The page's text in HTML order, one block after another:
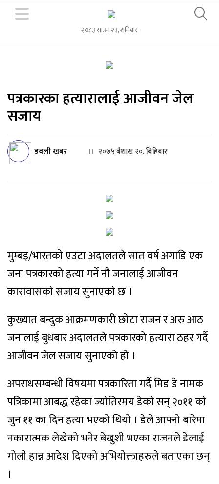
२०८३ साउन २३, शनिबार
पत्रकारका हत्यारालाई आजीवन जेल
सजाय
डबली खबर २०७५ बैशाख २०, बिहिबार
मुम्बइ/भारतको एउटा अदालतले सात वर्ष अगाडि एक
जना पत्रकारको हत्या गर्ने नौ जनालाई आजीवन
कारावासको सजाय सुनाएको छ ।
कुख्यात बन्दुक आक्रमणकारी छोटा राजन र अरु आठ
जनालाई बुधबार अदालतले पत्रकारको हत्यारा ठहर गर्दै
आजीवन जेल सजाय सुनाएको हो ।
अपराधसम्बन्धी विषयमा पत्रकारिता गर्दै मिड डे नामक
पत्रिकामा आबद्ध रहेका ज्योतिरमय डेको सन् २०११ को
जुन ११ का दिन हत्या भएको थियो । डेले आफ्नो बारेमा
नकारात्मक लेखेको भनेर बेखुशी भएका राजनले डेलाई
गोली हान्न आदेश दिएको अभियोक्ताहरुले बताएका छन्
।